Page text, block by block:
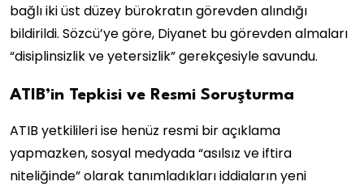
bağlı iki üst düzey bürokratın görevden alındığı
bildirildi. Sözcü’ye göre, Diyanet bu görevden almaları
“disiplinsizlik ve yetersizlik” gerekçesiyle savundu.
ATIB’in Tepkisi ve Resmi Soruşturma
ATIB yetkilileri ise henüz resmi bir açıklama
yapmazken, sosyal medyada “asılsız ve iftira
niteliğinde” olarak tanımladıkları iddiaların yeni